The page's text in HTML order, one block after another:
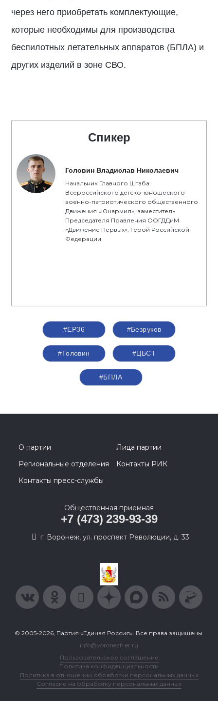
через него приобретать комплектующие,
которые необходимы для производства
беспилотных летательных аппаратов (БПЛА) и
других изделий в зоне СВО.
Спикер
Головин Владислав Николаевич
Начальник Главного Штаба
Всероссийского детско-юношеского
военно-патриотического общественного
Движения «Юнармия», заместитель
Председателя Правления ООГДДиМ
«Движение Первых», Герой Российской
Федерации
#ЕР36 #Безруков
#Головин #ЦБСТ
#БПЛА
О партии
Лица партии
Региональные отделения
Контакты РИК
Контакты пресс-службы
Общественная приемная
+7 (473) 239-93-39
г. Воронеж, ул. проспект Революции, д. 33
© 2005-2026, Партия «Единая Россия». Все права защищены.
info@voronezh.er.ru
Пользовательское соглашение
Политика конфиденциальности
Политика в отношении обработки персональных данных
Согласие на обработку персональных данных